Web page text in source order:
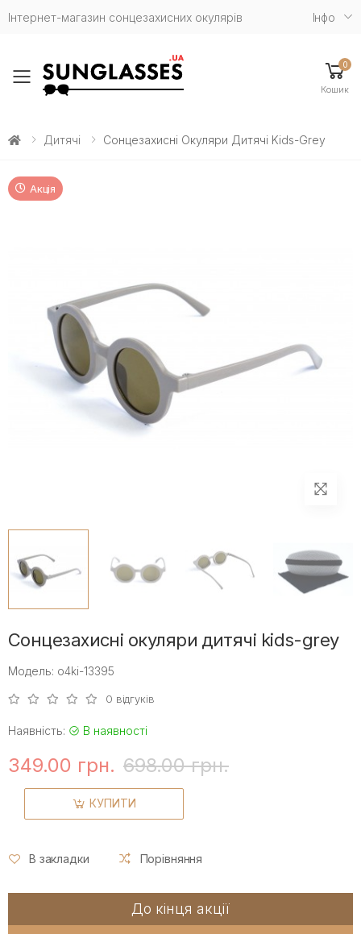
Інтернет-магазин сонцезахисних окулярів Iнфо
Toggle mobile menu
0
Кошик
Дитячі Сонцезахисні Окуляри Дитячі Kids-Grey
Акція
Сонцезахисні окуляри дитячі kids-grey
Модель: o4ki-13395
0 відгуків
Наявність: В наявності
349.00 грн. 698.00 грн.
КУПИТИ
В закладки Порівняння
До кінця акції